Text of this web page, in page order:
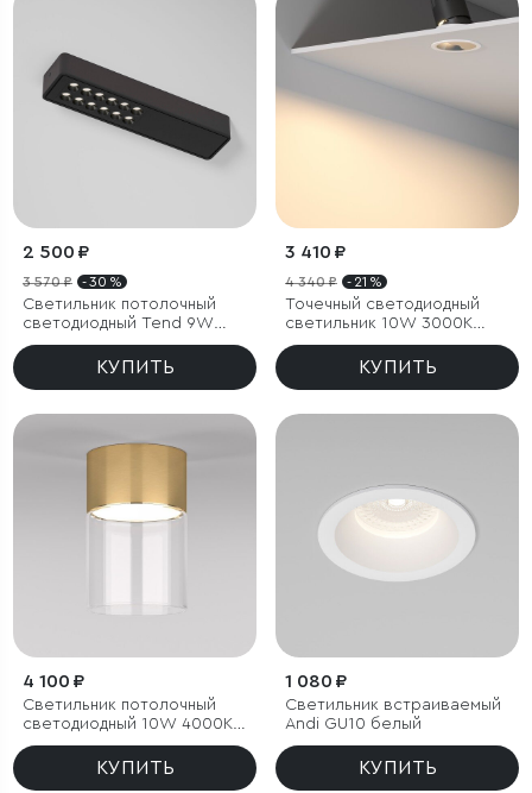
2 500 ₽
3 570 ₽ - 30 %
Светильник потолочный
светодиодный Tend 9W
4000K черный
КУПИТЬ
3 410 ₽
4 340 ₽ - 21 %
Точечный светодиодный
светильник 10W 3000K
белый/хром
КУПИТЬ
4 100 ₽
Светильник потолочный
светодиодный 10W 4000К
латунь/прозрачный
КУПИТЬ
1 080 ₽
Светильник встраиваемый
Andi GU10 белый
КУПИТЬ